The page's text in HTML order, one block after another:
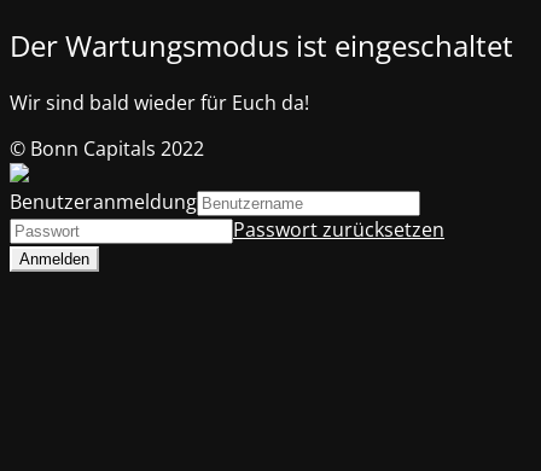
Der Wartungsmodus ist eingeschaltet
Wir sind bald wieder für Euch da!
© Bonn Capitals 2022
Benutzeranmeldung
Passwort zurücksetzen